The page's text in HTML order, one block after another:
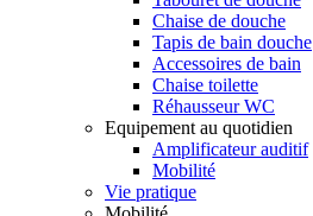
Chaise de douche
Tapis de bain douche
Accessoires de bain
Chaise toilette
Réhausseur WC
Equipement au quotidien
Amplificateur auditif
Mobilité
Vie pratique